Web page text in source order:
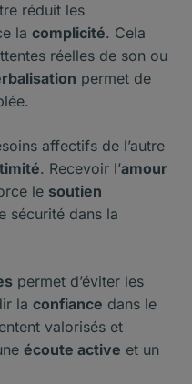
réduit les
la complicité. Cela
réelles de son ou
permet de
affectifs de l’autre
. Recevoir l’amour
le soutien
sécurité dans la
permet d’éviter les
la confiance dans le
valorisés et
écoute active et un